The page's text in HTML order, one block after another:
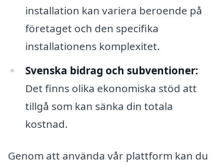
installation kan variera beroende på
företaget och den specifika
installationens komplexitet.
Svenska bidrag och subventioner:
Det finns olika ekonomiska stöd att
tillgå som kan sänka din totala
kostnad.
Genom att använda vår plattform kan du